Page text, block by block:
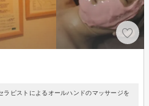
ラピストによるオールハンドのマッサージを